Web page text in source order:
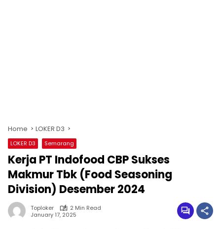
Home LOKER D3
LOKER D3 Semarang
Kerja PT Indofood CBP Sukses
Makmur Tbk (Food Seasoning
Division) Desember 2024
Toploker
2 Min Read
January 17, 2025